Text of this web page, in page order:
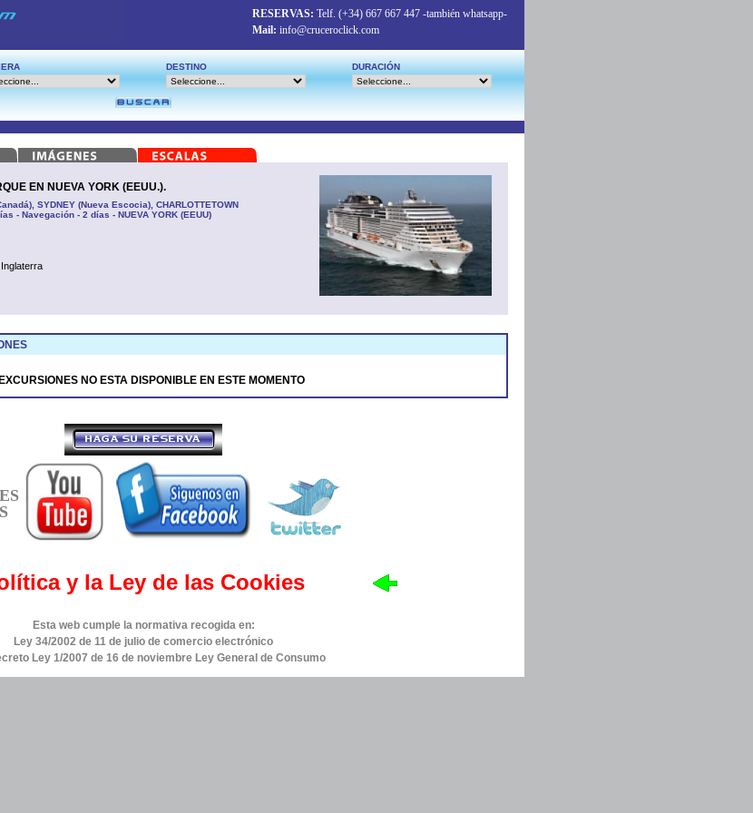
RESERVAS: Telf. (+34) 667 667 447 -también whatsapp-
Mail: info@cruceroclick.com
DESTINO DURACIÓN
EN NUEVA YORK (EEUU.).
SYDNEY (Nueva Escocia), CHARLOTTETOWN
- Navegación - 2 días - NUEVA YORK (EEUU)
NO ESTA DISPONIBLE EN ESTE MOMENTO
y la Ley de las Cookies
Esta web cumple la normativa recogida en:
Ley 34/2002 de 11 de julio de comercio electrónico
Ley 1/2007 de 16 de noviembre Ley General de Consumo